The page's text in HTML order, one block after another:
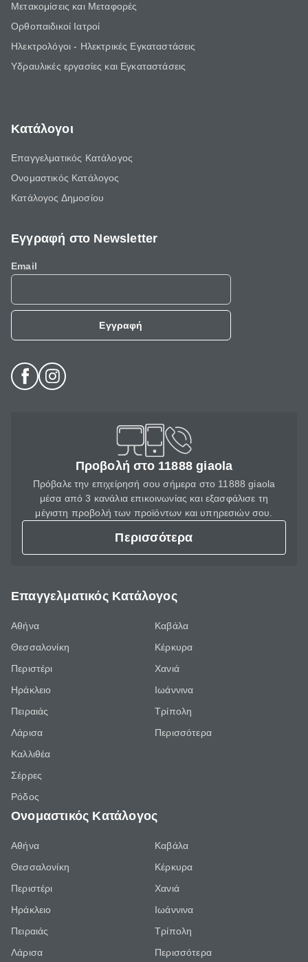
Μετακομίσεις και Μεταφορές
Ορθοπαιδικοί Ιατροί
Ηλεκτρολόγοι - Ηλεκτρικές Εγκαταστάσεις
Υδραυλικές εργασίες και Εγκαταστάσεις
Κατάλογοι
Επαγγελματικός Κατάλογος
Ονομαστικός Κατάλογος
Κατάλογος Δημοσίου
Εγγραφή στο Newsletter
Email
Εγγραφή
Προβολή στο 11888 giaola
Πρόβαλε την επιχείρησή σου σήμερα στο 11888 giaola
μέσα από 3 κανάλια επικοινωνίας και εξασφάλισε τη
μέγιστη προβολή των προϊόντων και υπηρεσιών σου.
Περισσότερα
Επαγγελματικός Κατάλογος
Αθήνα
Θεσσαλονίκη
Περιστέρι
Ηράκλειο
Πειραιάς
Λάρισα
Καλλιθέα
Σέρρες
Ρόδος
Καβάλα
Κέρκυρα
Χανιά
Ιωάννινα
Τρίπολη
Περισσότερα
Ονομαστικός Κατάλογος
Αθήνα
Θεσσαλονίκη
Περιστέρι
Ηράκλειο
Πειραιάς
Λάρισα
Καβάλα
Κέρκυρα
Χανιά
Ιωάννινα
Τρίπολη
Περισσότερα